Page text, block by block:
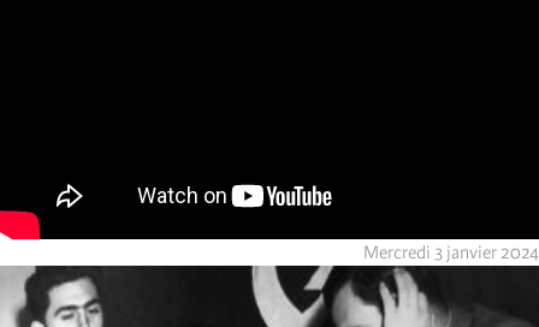
Mercredi 3 janvier 2024